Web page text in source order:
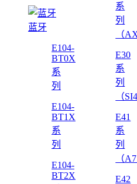
蓝牙
E104-
BT0X
系
列
E104-
BT1X
系
列
E104-
BT2X
系
列
（
E30
系
列
（
E41
系
列
（
E42